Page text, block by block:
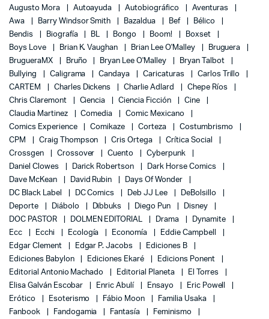
Augusto Mora
Autoayuda Autobiográfico
Aventuras
Awa
Barry Windsor Smith Bazaldua Bef
Bélico
Bendis
Biografía BL Bongo Boom!
Boxset
Boys Love
Brian K. Vaughan Brian Lee O'Malley
Bruguera
BrugueraMX
Bruño Bryan Lee O'Malley
Bryan Talbot
Bullying
Caligrama Candaya Caricaturas
Carlos Trillo
CARTEM
Charles Dickens Charlie Adlard
Chepe Ríos
Chris Claremont
Ciencia Ciencia Ficción
Cine
Claudia Martinez
Comedia
Comic Mexicano
Comics Experience
Comikaze Corteza
Costumbrismo
CPM
Craig Thompson Cris Ortega
Crítica Social
Crossgen
Crossover Cuento
Cyberpunk
Daniel Clowes
Darick Robertson
Dark Horse Comics
Dave McKean
David Rubin
Days Of Wonder
DC Black Label
DC Comics Deb JJ Lee
DeBolsillo
Deporte
Diábolo Dibbuks Diego Pun
Disney
DOC PASTOR
DOLMEN EDITORIAL Drama
Dynamite
Ecc
Ecchi Ecología Economía
Eddie Campbell
Edgar Clement
Edgar P. Jacobs
Ediciones B
Ediciones Babylon
Ediciones Ekaré
Edicions Ponent
Editorial Antonio Machado
Editorial Planeta
El Torres
Elisa Galván Escobar
Enric Abulí Ensayo
Eric Powell
Erótico
Esoterismo Fábio Moon
Familia Usaka
Fanbook
Fandogamia Fantasía
Feminismo